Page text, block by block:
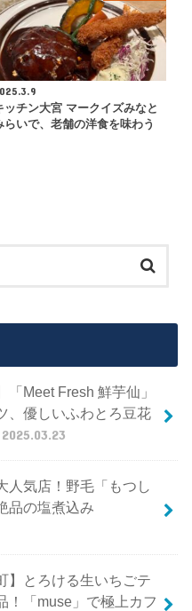
ッチン大宮 マークイズみなと
らいで、老舗の洋食を味わう
「Meet Fresh 鮮芋仙」
、優しいふわとろ豆花
2025.03.23
人気店！野毛「もつし
品の塩煮込み
】とろける生いちごテ
！「muse」で極上カフ